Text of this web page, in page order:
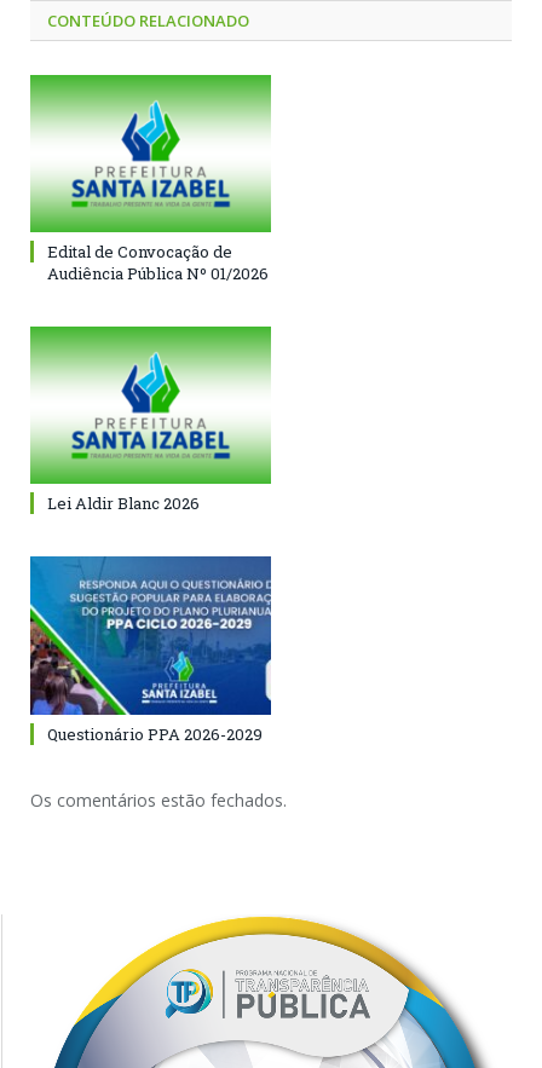
CONTEÚDO RELACIONADO
Edital de Convocação de
Audiência Pública Nº 01/2026
Lei Aldir Blanc 2026
Questionário PPA 2026-2029
Os comentários estão fechados.